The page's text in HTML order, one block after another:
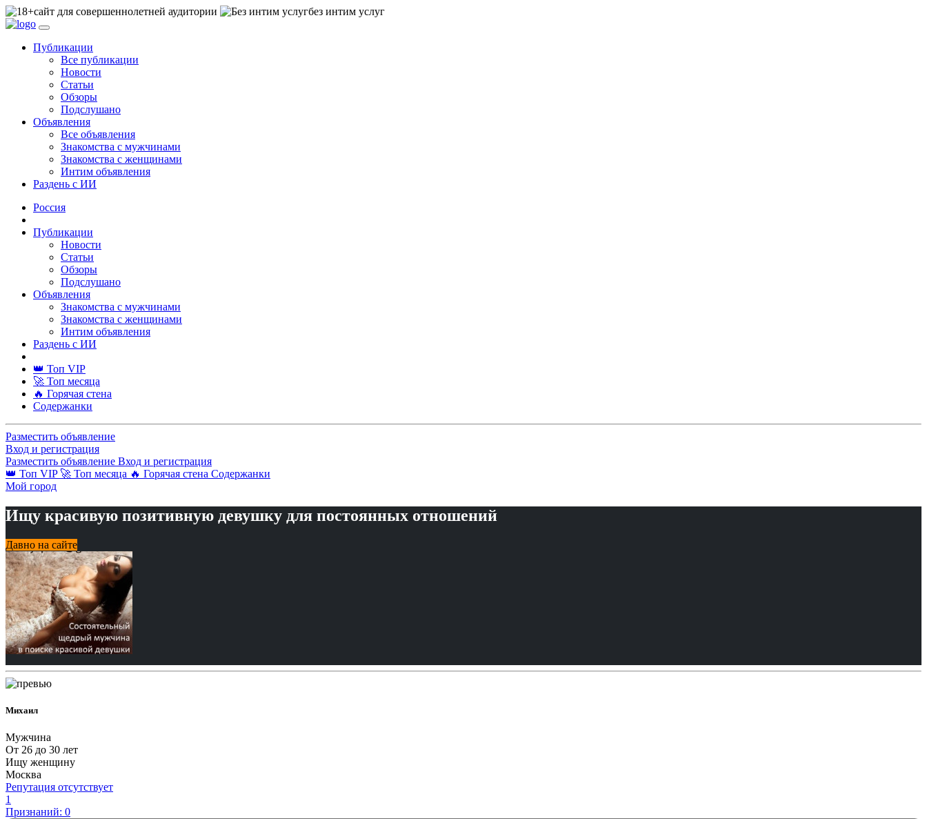
сайт для совершеннолетней аудитории без интим услуг
Публикации
Все публикации
Новости
Статьи
Обзоры
Подслушано
Объявления
Все объявления
Знакомства с мужчинами
Знакомства с женщинами
Интим объявления
Раздень с ИИ
Россия
Публикации
Новости
Статьи
Обзоры
Подслушано
Объявления
Знакомства с мужчинами
Знакомства с женщинами
Интим объявления
Раздень с ИИ
👑 Топ VIP
🚀 Топ месяца
🔥 Горячая стена
Содержанки
Разместить объявление
Вход и регистрация
Разместить объявление Вход и регистрация
👑 Топ VIP 🚀 Топ месяца 🔥 Горячая стена Содержанки
Мой город
Ищу красивую позитивную девушку для постоянных отношений
Давно на сайте
Михаил
Мужчина
От 26 до 30 лет
Ищу женщину
Москва
Репутация отсутствует
1
Признаний: 0